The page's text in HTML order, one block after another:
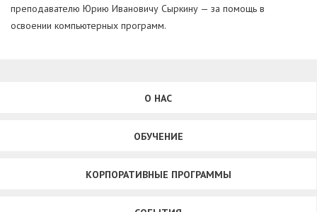
преподавателю Юрию Ивановичу Сыркину — за помощь в
освоении компьютерных программ.
О НАС
ОБУЧЕНИЕ
КОРПОРАТИВНЫЕ ПРОГРАММЫ